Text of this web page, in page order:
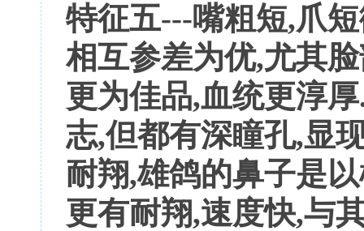
特征五---嘴粗短,爪
相互参差为优,尤其
更为佳品,血统更淳
志,但都有深瞳孔,显
耐翔,雄鸽的鼻子是
更有耐翔,速度快,与